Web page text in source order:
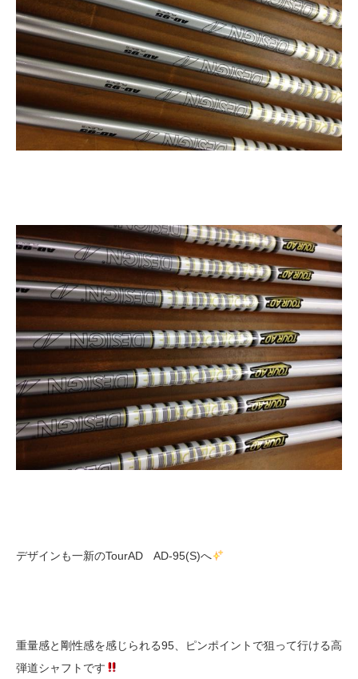
デザインも一新のTourAD AD-95(S)へ
重量感と剛性感を感じられる95、ピンポイントで狙って行ける高
弾道シャフトです